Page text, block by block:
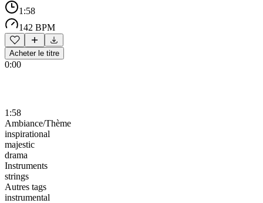
1:58
142 BPM
Acheter le titre
0:00
1:58
Ambiance/Thème
inspirational
majestic
drama
Instruments
strings
Autres tags
instrumental